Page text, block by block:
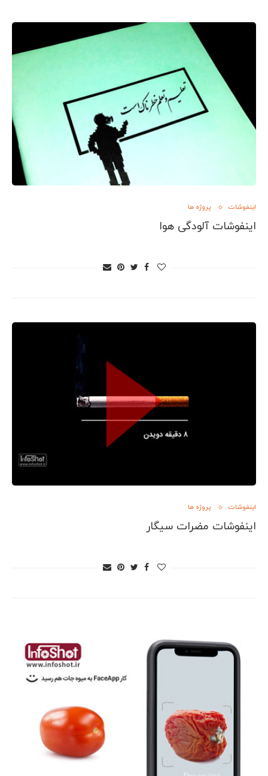
اینفوشات پروژه ها
اینفوشات آلودگی هوا
اینفوشات پروژه ها
اینفوشات مضرات سیگار